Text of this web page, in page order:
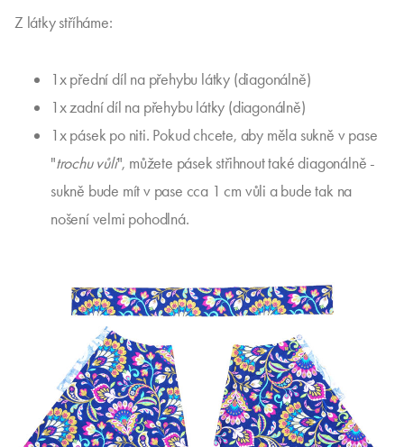
Z látky stříháme:
1x přední díl na přehybu látky (diagonálně)
1x zadní díl na přehybu látky (diagonálně)
1x pásek po niti. Pokud chcete, aby měla sukně v pase
"trochu vůli", můžete pásek střihnout také diagonálně -
sukně bude mít v pase cca 1 cm vůli a bude tak na
nošení velmi pohodlná.